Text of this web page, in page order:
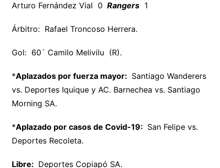
Arturo Fernández Vial 0 Rangers1
Árbitro: Rafael Troncoso Herrera.
Gol: 60´ Camilo Melivilu (R).
*Aplazados por fuerza mayor: Santiago Wanderers
vs. Deportes Iquique y AC. Barnechea vs. Santiago
Morning SA.
*Aplazado por casos de Covid-19: San Felipe vs.
Deportes Recoleta.
Libre: Deportes Copiapó SA.